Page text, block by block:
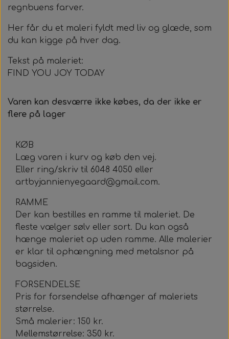
regnbuens farver.
Her får du et maleri fyldt med liv og glæde, som
du kan kigge på hver dag.
Tekst på maleriet:
FIND YOU JOY TODAY
Varen kan desværre ikke købes, da der ikke er
flere på lager
KØB
Læg varen i kurv og køb den vej.
Eller ring/skriv til 6048 4050 eller
artbyjannienyegaard@gmail.com.
RAMME
Der kan bestilles en ramme til maleriet. De
fleste vælger sølv eller sort. Du kan også
hænge maleriet op uden ramme. Alle malerier
er klar til ophængning med metalsnor på
bagsiden.
FORSENDELSE
Pris for forsendelse afhænger af maleriets
størrelse.
Små malerier: 150 kr.
Mellemstørrelse: 350 kr.